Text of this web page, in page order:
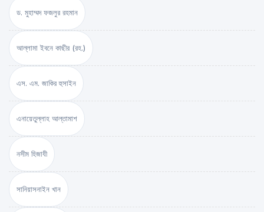
ড. মুহাম্মদ ফজলুর রহমান
আল্লামা ইবনে কাছীর (রহ.)
এস. এম. জাকির হুসাইন
এনায়েতুল্লাহ আল্‌তামাশ
নসীম হিজাযী
সানিয়াসনাইন খান